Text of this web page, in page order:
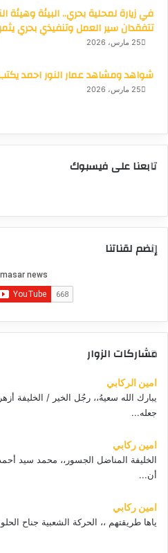
في زيارة لمحلية بحري.. البيئة وهيئة
تتفقدان سير العمل وتنفيذي بحري
25 مارس، 2026
شواهد ومشاهد عمار النور احمد
25 مارس، 2026
تابعنا على فيسبوك
إنضم لقناتنا
مشاركات الزوار
امين الركابي
يبارك الله سعيهُ،، رجُل الخير / الخليفة
جعله...
امين ركابي
الخليفة المناضل الجسور،، محمد سيد
أن...
امين ركابي
ياها طريقتهم ،، الحركة الشعبية جناح